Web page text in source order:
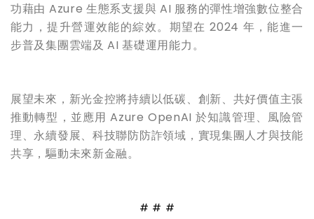
功藉由 Azure 生態系支援與 AI 服務的彈性增強數位整合
能力，提升營運效能的綜效。期望在 2024 年，能進一
步普及集團雲端及 AI 基礎運用能力。
展望未來，新光金控將持續以低碳、創新、共好價值主張
推動轉型，並應用 Azure OpenAI 於知識管理、風險管
理、永續發展、科技聯防防詐領域，實現集團人才與技能
共享，驅動未來新金融。
# # #